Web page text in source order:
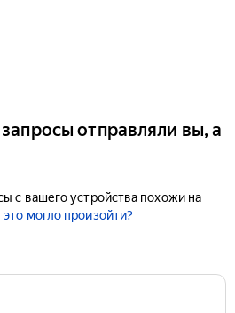
отправляли вы, а
с вашего устройства похожи на
могло произойти?